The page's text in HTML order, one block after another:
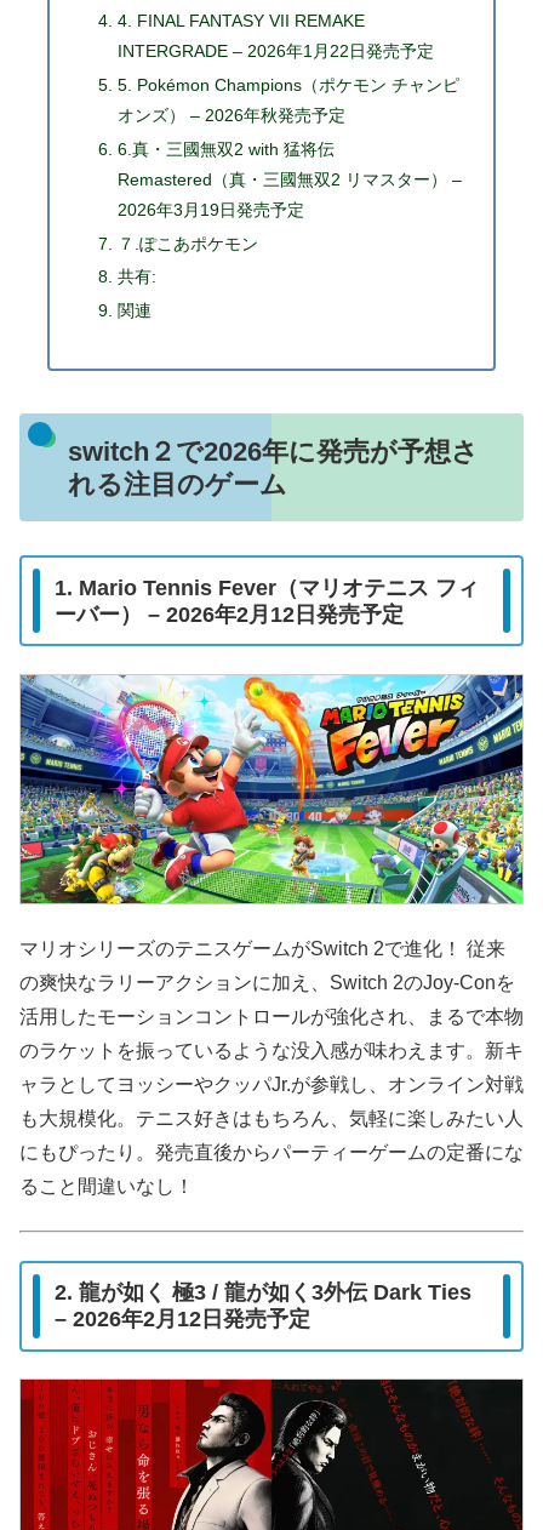
4. FINAL FANTASY VII REMAKE
INTERGRADE – 2026年1月22日発売予定
5. Pokémon Champions（ポケモン チャンピ
オンズ） – 2026年秋発売予定
6.真・三國無双2 with 猛将伝
Remastered（真・三國無双2 リマスター） –
2026年3月19日発売予定
７.ぽこあポケモン
共有:
関連
switch２で2026年に発売が予想さ
れる注目のゲーム
1. Mario Tennis Fever（マリオテニス フィ
ーバー） – 2026年2月12日発売予定
マリオシリーズのテニスゲームがSwitch 2で進化！ 従来
の爽快なラリーアクションに加え、Switch 2のJoy-Conを
活用したモーションコントロールが強化され、まるで本物
のラケットを振っているような没入感が味わえます。新キ
ャラとしてヨッシーやクッパJr.が参戦し、オンライン対戦
も大規模化。テニス好きはもちろん、気軽に楽しみたい人
にもぴったり。発売直後からパーティーゲームの定番にな
ること間違いなし！
2. 龍が如く 極3 / 龍が如く3外伝 Dark Ties
– 2026年2月12日発売予定